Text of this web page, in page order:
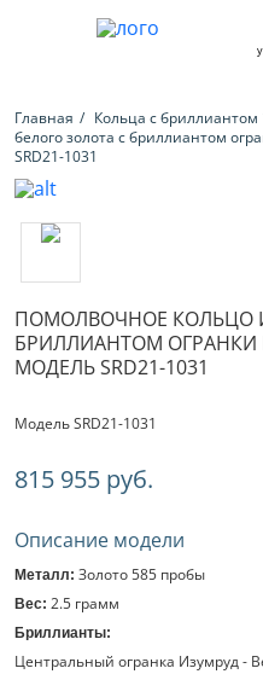
Главная Кольца с бриллиантом
белого золота с бриллиантом
SRD21-1031
ПОМОЛВОЧНОЕ КОЛЬЦО
БРИЛЛИАНТОМ ОГРАНКИ
МОДЕЛЬ SRD21-1031
Модель SRD21-1031
815 955 руб.
Описание модели
Металл: Золото 585 пробы
Вес: 2.5 грамм
Бриллианты:
Центральный огранка Изумруд -